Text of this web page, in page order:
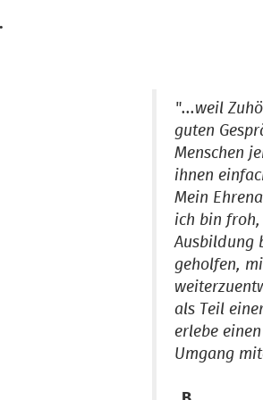
"...weil
guten
Menschen
ihnen
Mein
ich bin froh,
Ausbildung
geholfen,
als Teil
erlebe
Umgang